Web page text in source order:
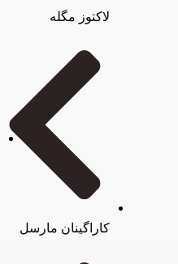
لاکتوز مگله
کاراگینان مارسل